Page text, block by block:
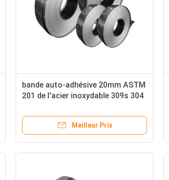
bande auto-adhésive 20mm ASTM
201 de l'acier inoxydable 309s 304
Meilleur Prix